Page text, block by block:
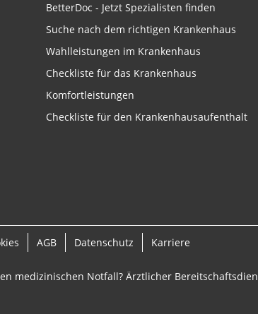
BetterDoc - Jetzt Spezialisten finden
Suche nach dem richtigen Krankenhaus
Wahlleistungen im Krankenhaus
Checkliste für das Krankenhaus
Komfortleistungen
Checkliste für den Krankenhausaufenthalt
AGB Datenschutz Karriere
medizinischen Notfall? Ärztlicher